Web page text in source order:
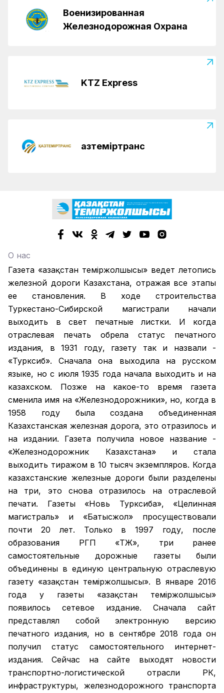
Военизированная
Железнодорожная Охрана
KTZ Express
Қазтеміртранс
О нас
Газета «Қазақстан теміржолшысы» ведет летопись
железной дороги Казахстана, отражая все этапы
ее становления. В ходе строительства
Туркестано-Сибирской магистрали начали
выходить в свет печатные листки. И когда
отраслевая печать обрела статус печатного
издания, в 1931 году, газету так и назвали -
«Турксиб». Сначала она выходила на русском
языке, но с июля 1935 года начала выходить и на
казахском. Позже на какое-то время газета
сменила имя на «Железнодорожники», но, когда в
1958 году была создана объединенная
Казахстанская железная дорога, это отразилось и
на издании. Газета получила новое название -
«Железнодорожник Казахстана» и стала
выходить тиражом в 10 тысяч экземпляров. Когда
казахстанские железные дороги были разделены
на три, это снова отразилось на отраслевой
печати. Газеты «Новь Турксиба», «Целинная
магистраль» и «Батысжол» просуществовали
почти 20 лет. Только в 1997 году, после
образования РГП «ҚТЖ», три ранее
самостоятельные дорожные газеты были
объединены в единую центральную отраслевую
газету «Қазақстан темiржолшысы». В январе 2016
года у газеты «Қазақстан теміржолшысы»
появилось сетевое издание. Сначала сайт
представлял собой электронную версию
печатного издания, но в сентябре 2018 года он
получил статус самостоятельного интернет-
издания. Сейчас на сайте выходят новости
транспортно-логистической отрасли РК,
инфраструктуры, железнодорожного транспорта